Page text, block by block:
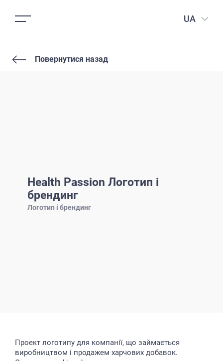
UA
Повернутися назад
Health Passion Логотип і
брендинг
Логотип і брендинг
Проект логотипу для компанії, що займається
виробництвом і продажем харчових добавок.